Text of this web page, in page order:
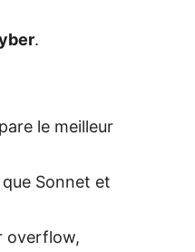
.
le meilleur
que Sonnet et
overflow,